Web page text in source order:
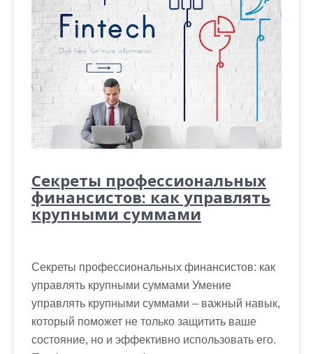
Секреты профессиональных
финансистов: как управлять
крупными суммами
Секреты профессиональных финансистов: как
управлять крупными суммами Умение
управлять крупными суммами – важный навык,
который поможет не только защитить ваше
состояние, но и эффективно использовать его.